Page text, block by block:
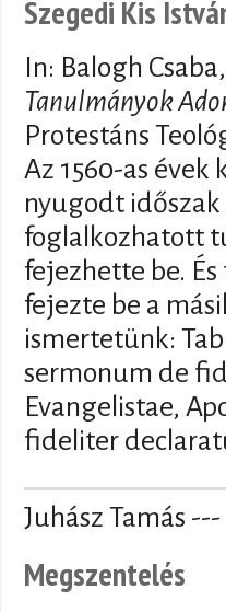
Szegedi Kis
In: Balogh
Tanulmányok
Protestáns
Az 1560-as
nyugodt
foglalkozhatott
fejezhette be.
fejezte be a
ismertetünk:
sermonum de
Evangelistae,
fideliter
Juhász Tamás ---
Megszentelés